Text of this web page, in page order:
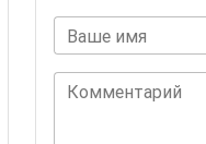
Ваше имя
Комментарий